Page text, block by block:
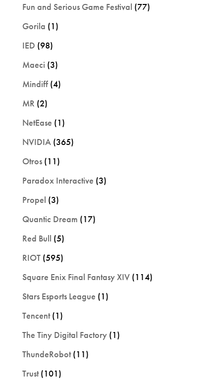
Fun and Serious Game Festival (77)
Gorila (1)
IED (98)
Maeci (3)
Mindiff(4)
MR (2)
NetEase (1)
NVIDIA(365)
Otros(11)
Paradox Interactive (3)
Propel (3)
Quantic Dream (17)
Red Bull (5)
RIOT(595)
Square Enix Final Fantasy XIV(114)
Stars Esports League (1)
Tencent(1)
The Tiny Digital Factory(1)
ThundeRobot(11)
Trust(101)